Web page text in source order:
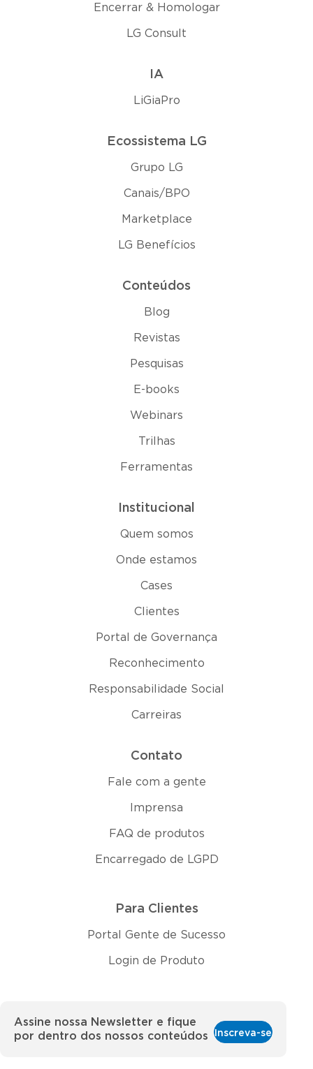
Encerrar & Homologar
LG Consult
IA
LiGiaPro
Ecossistema LG
Grupo LG
Canais/BPO
Marketplace
LG Benefícios
Conteúdos
Blog
Revistas
Pesquisas
E-books
Webinars
Trilhas
Ferramentas
Institucional
Quem somos
Onde estamos
Cases
Clientes
Portal de Governança
Reconhecimento
Responsabilidade Social
Carreiras
Contato
Fale com a gente
Imprensa
FAQ de produtos
Encarregado de LGPD
Para Clientes
Portal Gente de Sucesso
Login de Produto
Assine nossa Newsletter e fique
por dentro dos nossos conteúdos
Inscreva-se